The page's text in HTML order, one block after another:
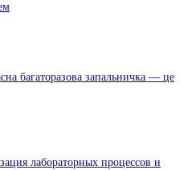
багаторазова запальничка — це
лабораторных процессов и